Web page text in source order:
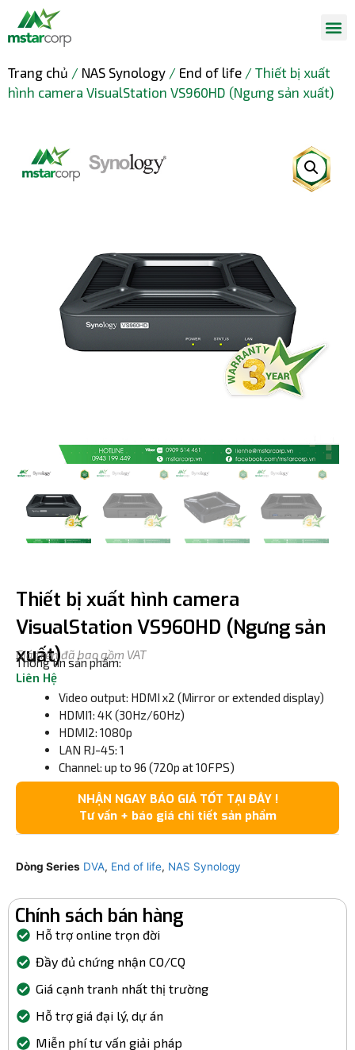
Trang chủ / NAS Synology / End of life / Thiết bị xuất
hình camera VisualStation VS960HD (Ngưng sản xuất)
Thiết bị xuất hình camera
VisualStation VS960HD (Ngưng sản
xuất)
Liên Hệ
Giá trên đã bao gồm VAT
Thông tin sản phẩm:
Video output: HDMI x2 (Mirror or extended display)
HDMI1: 4K (30Hz/60Hz)
HDMI2: 1080p
LAN RJ-45: 1
Channel: up to 96 (720p at 10FPS)
NHẬN NGAY BÁO GIÁ TỐT TẠI ĐÂY !
Tư vấn + báo giá chi tiết sản phẩm
Dòng Series DVA, End of life, NAS Synology
Chính sách bán hàng
Hỗ trợ online trọn đời
Đầy đủ chứng nhận CO/CQ
Giá cạnh tranh nhất thị trường
Hỗ trợ giá đại lý, dự án
Miễn phí tư vấn giải pháp